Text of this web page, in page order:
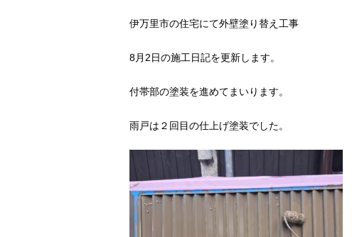
伊万里市の住宅にて外壁塗り替え工事
8月2日の施工日記を更新します。
付帯部の塗装を進めてまいります。
雨戸は２回目の仕上げ塗装でした。